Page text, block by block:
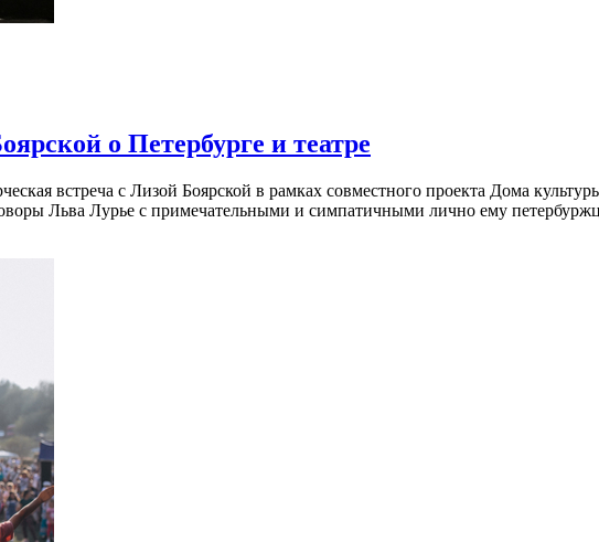
о Петербурге и театре
встреча с Лизой Боярской в рамках совместного проекта Дома
Льва Лурье с примечательными и симпатичными лично ему